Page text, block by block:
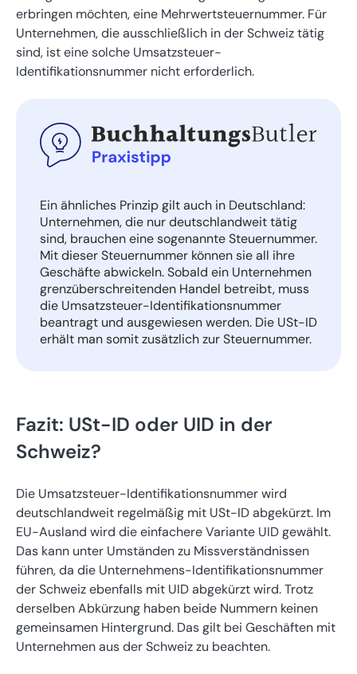
erbringen möchten, eine Mehrwertsteuernummer. Für
Unternehmen, die ausschließlich in der Schweiz tätig
sind, ist eine solche Umsatzsteuer-
Identifikationsnummer nicht erforderlich.
Ein ähnliches Prinzip gilt auch in Deutschland:
Unternehmen, die nur deutschlandweit tätig
sind, brauchen eine sogenannte Steuernummer.
Mit dieser Steuernummer können sie all ihre
Geschäfte abwickeln. Sobald ein Unternehmen
grenzüberschreitenden Handel betreibt, muss
die Umsatzsteuer-Identifikationsnummer
beantragt und ausgewiesen werden. Die USt-ID
erhält man somit zusätzlich zur Steuernummer.
Fazit: USt-ID oder UID in der
Schweiz?
Die Umsatzsteuer-Identifikationsnummer wird
deutschlandweit regelmäßig mit USt-ID abgekürzt. Im
EU-Ausland wird die einfachere Variante UID gewählt.
Das kann unter Umständen zu Missverständnissen
führen, da die Unternehmens-Identifikationsnummer
der Schweiz ebenfalls mit UID abgekürzt wird. Trotz
derselben Abkürzung haben beide Nummern keinen
gemeinsamen Hintergrund. Das gilt bei Geschäften mit
Unternehmen aus der Schweiz zu beachten.